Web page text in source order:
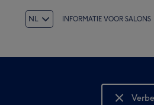
NL INFORMATIE VOOR SALONS